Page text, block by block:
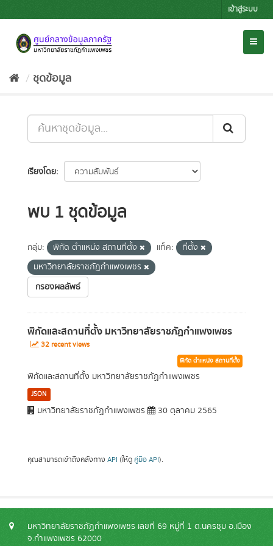
to
เข้าสู่ระบบ
ชุดข้อมูล
เรียงโดย
พบ 1 ชุดข้อมูล
กลุ่ม: พิกัด ตำแหน่ง สถานที่ตั้ง แท็ค:
ที่ตั้ง
มหาวิทยาลัยราชภัฏกำแพงเพชร
กรองผลลัพธ์
พิกัดและสถานที่ตั้ง มหาวิทยาลัยราชภัฏกำแพงเพชร
32 recent views
พิกัด ตำแหน่ง สถานที่ตั้ง
พิกัดและสถานที่ตั้ง มหาวิทยาลัยราชภัฏกำแพงเพชร
JSON
มหาวิทยาลัยราชภัฏกำแพงเพชร 30 ตุลาคม 2565
คุณสามารถเข้าถึงคลังทาง API (ให้ดู คู่มือ API).
มหาวิทยาลัยราชภัฏกำแพงเพชร เลขที่ 69 หมู่ที่ 1 ต.นครชุม อ.เมือง
จ.กำแพงเพชร 62000